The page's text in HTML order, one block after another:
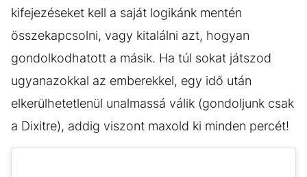
kifejezéseket kell a saját logikánk mentén
összekapcsolni, vagy kitalálni azt, hogyan
gondolkodhatott a másik. Ha túl sokat játszod
ugyanazokkal az emberekkel, egy idő után
elkerülhetetlenül unalmassá válik (gondoljunk csak
a Dixitre), addig viszont maxold ki minden percét!